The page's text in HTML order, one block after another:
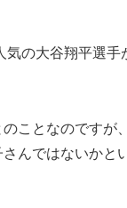
気の大谷翔平選手
ことなのですが
んではないかと